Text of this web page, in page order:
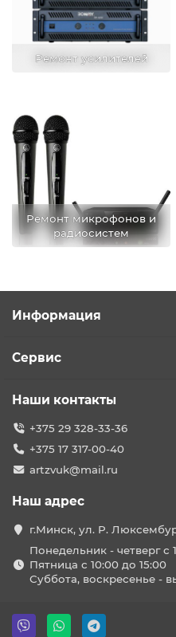
Ремонт усилителей
Ремонт микрофонов и
радиосистем
Информация
Сервис
Наши контакты
+375 29 328-33-36
+375 17 317-00-40
artzvuk@mail.ru
Наш адрес
г.Минск, ул. Р.
Понедельник - четверг с
Пятница с 10:00 до 15:00
Суббота, воскресенье -